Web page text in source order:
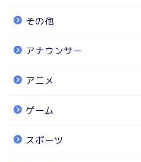
その他
アナウンサー
アニメ
ゲーム
スポーツ